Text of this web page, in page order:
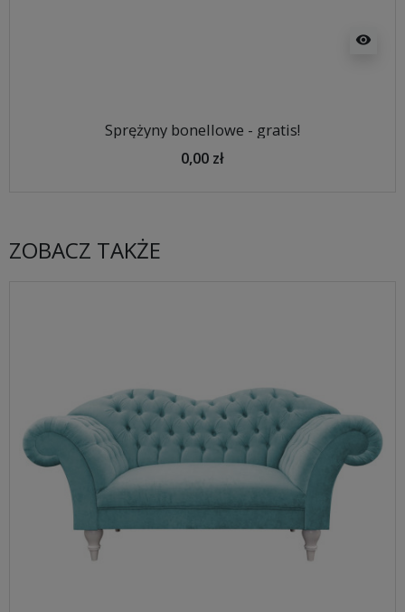
visibility
Sprężyny bonellowe - gratis!
0,00 zł
ZOBACZ TAKŻE